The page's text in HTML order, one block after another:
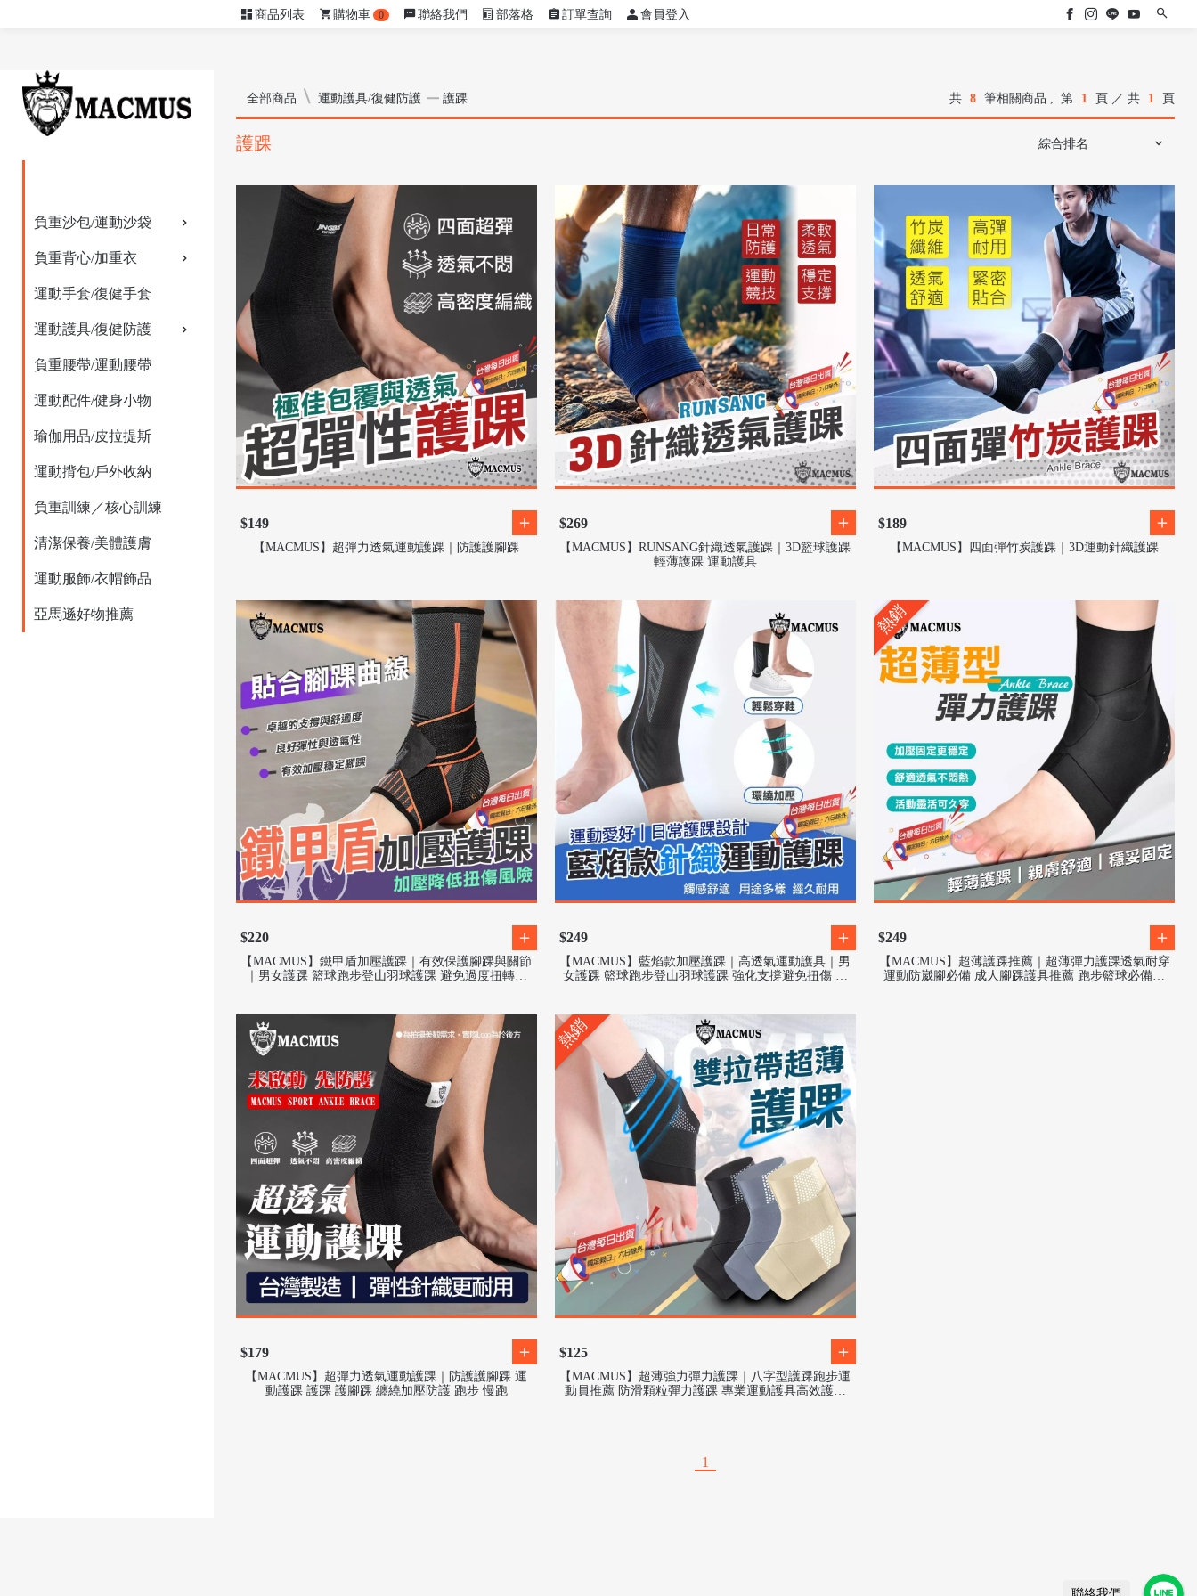
商品列表 購物車 0 聯絡我們 部落格 訂單查詢 會員登入
負重沙包/運動沙袋
負重背心/加重衣
運動手套/復健手套
運動護具/復健防護
負重腰帶/運動腰帶
運動配件/健身小物
瑜伽用品/皮拉提斯
運動揹包/戶外收納
負重訓練／核心訓練
清潔保養/美體護膚
運動服飾/衣帽飾品
亞馬遜好物推薦
全部商品 運動護具/復健防護 護踝 共 8 筆相關商品 , 第 1 頁 ／ 共 1 頁
護踝
【MACMUS】超彈力透氣運動護踝｜防護護腳踝
$149
【MACMUS】RUNSANG針織透氣護踝｜3D籃球護踝
輕薄護踝 運動護具
$269
【MACMUS】四面彈竹炭護踝｜3D運動針織護踝
$189
【MACMUS】鐵甲盾加壓護踝｜有效保護腳踝與關節
｜男女護踝 籃球跑步登山羽球護踝 避免過度扭轉受
$220
【MACMUS】藍焰款加壓護踝｜高透氣運動護具｜男
女護踝 籃球跑步登山羽球護踝 強化支撐避免扭傷 改
$249
熱銷
【MACMUS】超薄護踝推薦｜超薄彈力護踝透氣耐穿
運動防崴腳必備 成人腳踝護具推薦 跑步籃球必備護
$249
【MACMUS】超彈力透氣運動護踝｜防護護腳踝 運
動護踝 護踝 護腳踝 纏繞加壓防護 跑步 慢跑
$179
熱銷
【MACMUS】超薄強力彈力護踝｜八字型護踝跑步運
動員推薦 防滑顆粒彈力護踝 專業運動護具高效護踝
$125
1